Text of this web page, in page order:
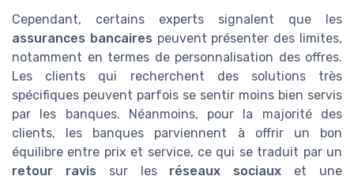
Cependant, certains experts signalent que les
assurances bancaires peuvent présenter des limites,
notamment en termes de personnalisation des offres.
Les clients qui recherchent des solutions très
spécifiques peuvent parfois se sentir moins bien servis
par les banques. Néanmoins, pour la majorité des
clients, les banques parviennent à offrir un bon
équilibre entre prix et service, ce qui se traduit par un
retour ravis sur les réseaux sociaux et une